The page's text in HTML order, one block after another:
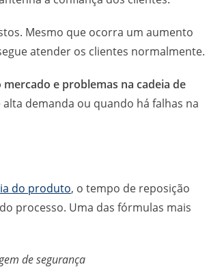
Mesmo que ocorra um aumento
atender os clientes normalmente.
e problemas na cadeia de
demanda ou quando há falhas na
do produto, o tempo de reposição
processo. Uma das fórmulas mais
de segurança